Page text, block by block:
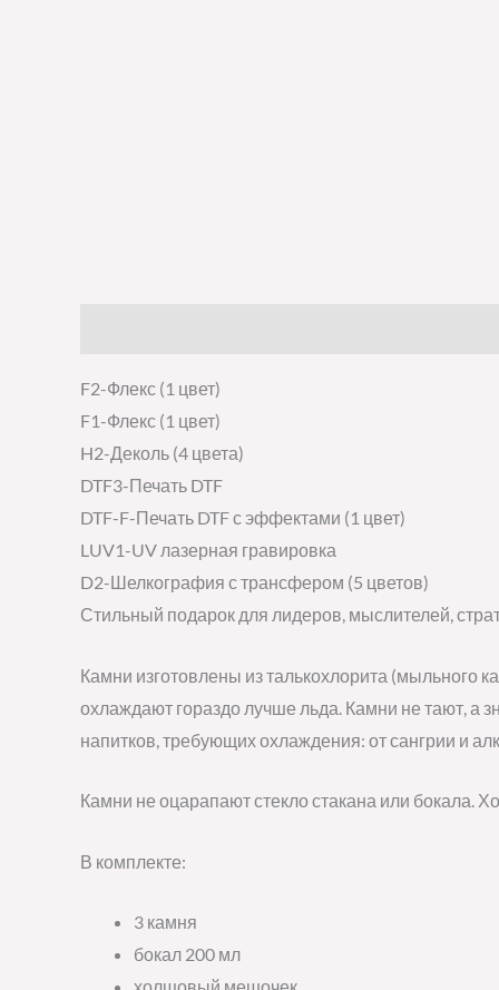
F2-Флекс (1 цвет)
F1-Флекс (1 цвет)
H2-Деколь (4 цвета)
DTF3-Печать DTF
DTF-F-Печать DTF с эффектами (1 цвет)
LUV1-UV лазерная гравировка
D2-Шелкография с трансфером (5 цветов)
Стильный подарок для лидеров, мыслителей,
Камни изготовлены из талькохлорита (мыльного
охлаждают гораздо лучше льда. Камни не тают, а
напитков, требующих охлаждения: от сангрии и
Камни не оцарапают стекло стакана или бокала.
В комплекте:
3 камня
бокал 200 мл